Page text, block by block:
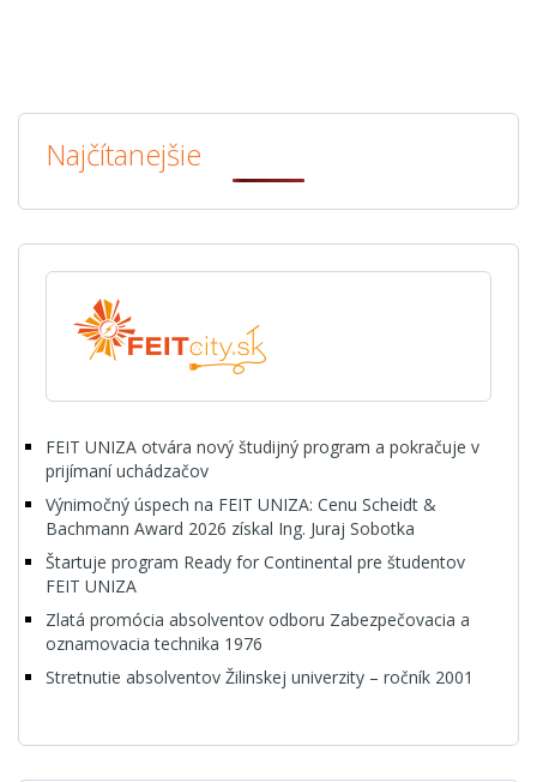
Najčítanejšie
FEIT UNIZA otvára nový študijný program a pokračuje v
prijímaní uchádzačov
Výnimočný úspech na FEIT UNIZA: Cenu Scheidt &
Bachmann Award 2026 získal Ing. Juraj Sobotka
Štartuje program Ready for Continental pre študentov
FEIT UNIZA
Zlatá promócia absolventov odboru Zabezpečovacia a
oznamovacia technika 1976
Stretnutie absolventov Žilinskej univerzity – ročník 2001